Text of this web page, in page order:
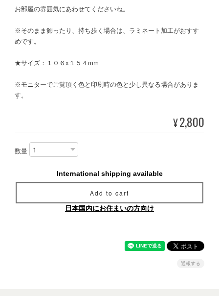
お部屋の雰囲気にあわせてくださいね。
※そのまま飾ったり、持ち歩く場合は、ラミネート加工がおすす
めです。
★サイズ：１０６x１５４mm
※モニターでご覧頂く色と印刷時の色と少し異なる場合がありま
す。
¥2,800
数量
International shipping available
Add to cart
日本国内にお住まいの方向け
通報する